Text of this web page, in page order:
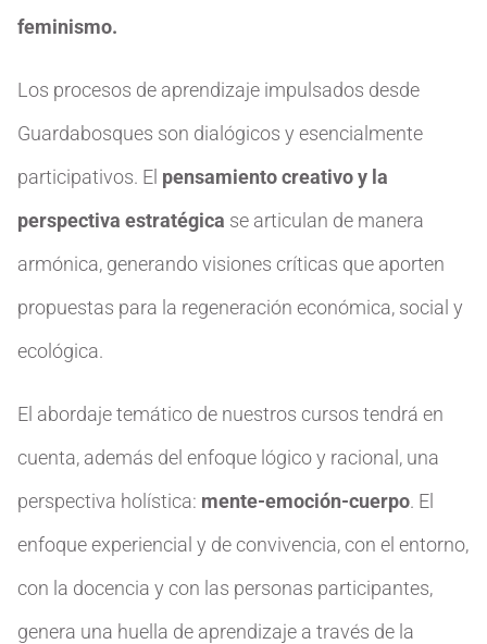
feminismo.
Los procesos de aprendizaje impulsados desde
Guardabosques son dialógicos y esencialmente
participativos. El pensamiento creativo y la
perspectiva estratégica se articulan de manera
armónica, generando visiones críticas que aporten
propuestas para la regeneración económica, social y
ecológica.
El abordaje temático de nuestros cursos tendrá en
cuenta, además del enfoque lógico y racional, una
perspectiva holística: mente-emoción-cuerpo. El
enfoque experiencial y de convivencia, con el entorno,
con la docencia y con las personas participantes,
genera una huella de aprendizaje a través de la